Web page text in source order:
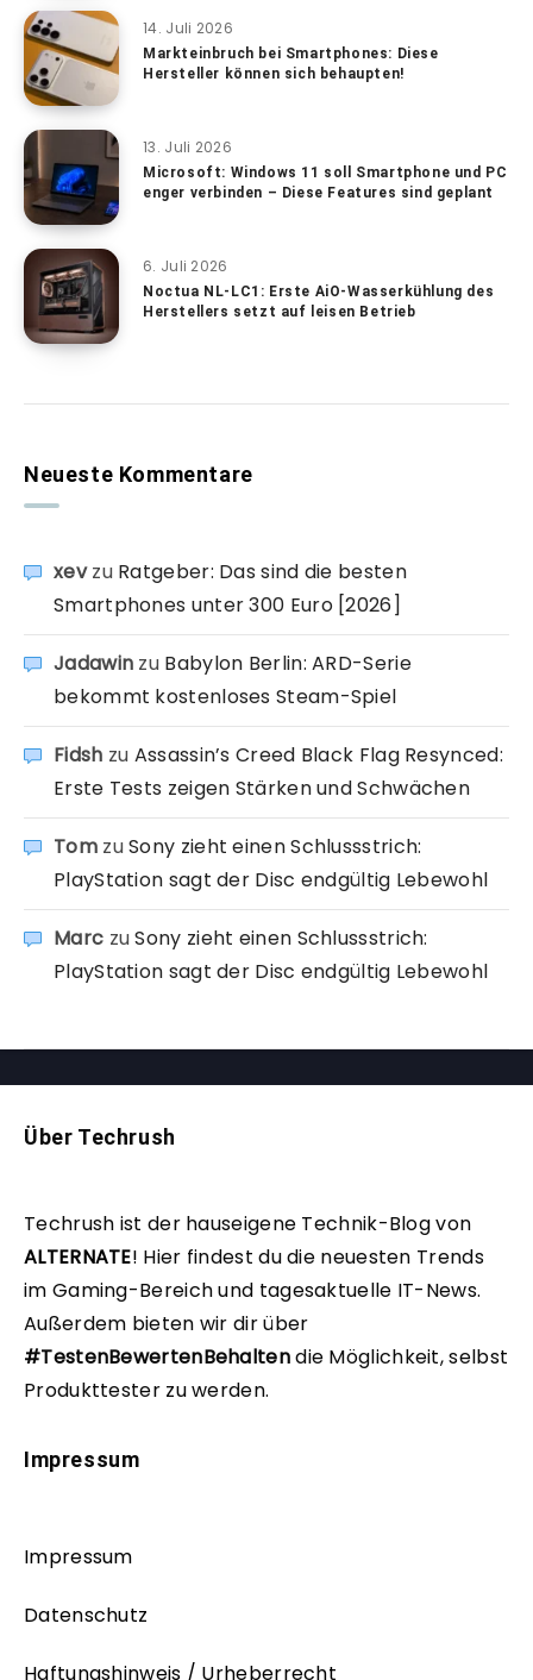
14. Juli 2026
Markteinbruch bei Smartphones: Diese
Hersteller können sich behaupten!
13. Juli 2026
Microsoft: Windows 11 soll Smartphone und PC
enger verbinden – Diese Features sind geplant
6. Juli 2026
Noctua NL-LC1: Erste AiO-Wasserkühlung des
Herstellers setzt auf leisen Betrieb
Neueste Kommentare
xevzu Ratgeber: Das sind die besten
Smartphones unter 300 Euro [2026]
Jadawin zu Babylon Berlin: ARD-Serie
bekommt kostenloses Steam-Spiel
Fidsh zu Assassin’s Creed Black Flag Resynced:
Erste Tests zeigen Stärken und Schwächen
TomzuSony zieht einen Schlussstrich:
PlayStation sagt der Disc endgültig Lebewohl
Marc zuSony zieht einen Schlussstrich:
PlayStation sagt der Disc endgültig Lebewohl
Über Techrush
Techrush ist der hauseigene Technik-Blog von
ALTERNATE! Hier findest du die neuesten Trends
im Gaming-Bereich und tagesaktuelle IT-News.
Außerdem bieten wir dir über
#TestenBewertenBehaltendie Möglichkeit, selbst
Produkttester zu werden.
Impressum
Impressum
Datenschutz
Haftungshinweis / Urheberrecht